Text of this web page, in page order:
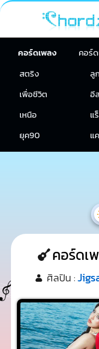
คอร์ดเพลง คอร์
สตริง
ลู
เพื่อชีวิต
อี
เหนือ
แ
ยุค90
แ
คอร์ดเ
ศิลปิน :